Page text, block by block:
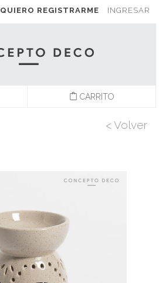
QUIERO REGISTRARME INGRESAR
CARRITO
< Volver